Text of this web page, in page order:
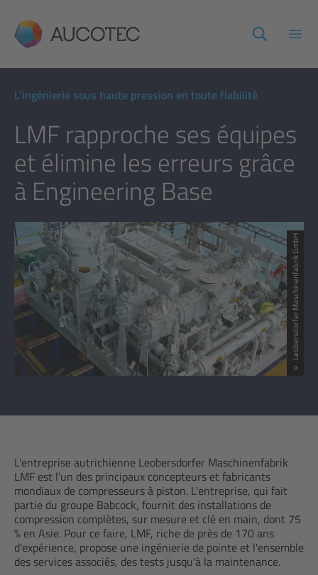
AUCOTEC
L'ingénierie sous haute pression en toute fiabilité
LMF rapproche ses équipes
et élimine les erreurs grâce
à Engineering Base
© Leobersdorfer Maschinenfabrik GmbH
L'entreprise autrichienne Leobersdorfer Maschinenfabrik
LMF est l'un des principaux concepteurs et fabricants
mondiaux de compresseurs à piston. L'entreprise, qui fait
partie du groupe Babcock, fournit des installations de
compression complètes, sur mesure et clé en main, dont 75
% en Asie. Pour ce faire, LMF, riche de près de 170 ans
d'expérience, propose une ingénierie de pointe et l'ensemble
des services associés, des tests jusqu'à la maintenance.